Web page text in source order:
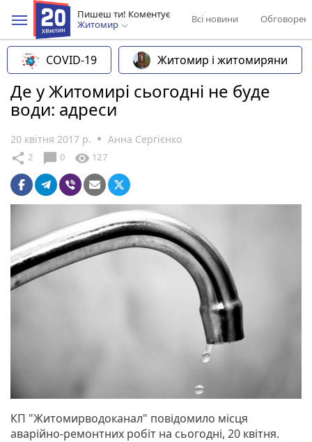
Пишеш ти! Коментує
Житомир
Всі новини
COVID-19 Житомир і житомиряни
Де у Житомирі сьогодні не буде
води: адреси
20 квітня 2017 р. Анна Сергієнко
share 2 chat_bubble 0 visibility 127
КП "Житомирводоканал" повідомило місця
аварійно-ремонтних робіт на сьогодні, 20 квітня.